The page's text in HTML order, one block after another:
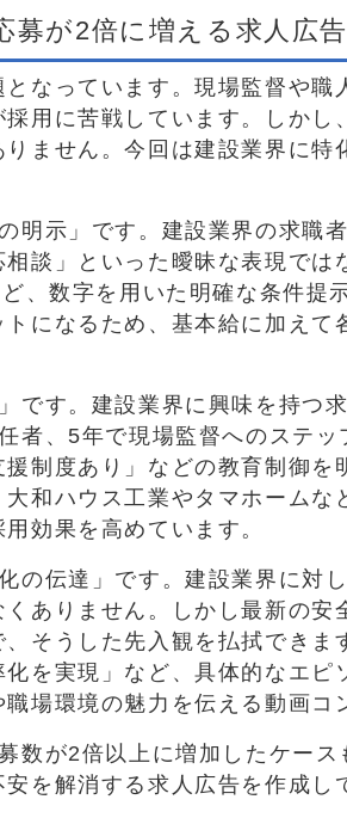
募が2倍に増える求人広
なっています。現場監督や職
用に苦戦しています。しかし
ません。今回は建設業界に特
明示」です。建設業界の求職
談」といった曖昧な表現で
、数字を用いた明確な条件提
になるため、基本給に加えて
です。建設業界に興味を持つ
者、5年で現場監督へのステ
制度あり」などの教育制御を
和ハウス工業やタマホームな
効果を高めています。
の伝達」です。建設業界に対
ありません。しかし最新の安
そうした先入観を払拭でき
を実現」など、具体的なエ
場環境の魅力を伝える動画コ
数が2倍以上に増加したケー
を解消する求人広告を作成し